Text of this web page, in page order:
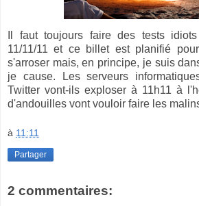
Il faut toujours faire des tests
11/11/11 et ce billet est planifié
s'arroser mais, en principe, je suis
je cause. Les serveurs
Twitter vont-ils exploser à 11h11 à
d'andouilles vont vouloir faire les
à 11:11
Partager
2 commentaires: